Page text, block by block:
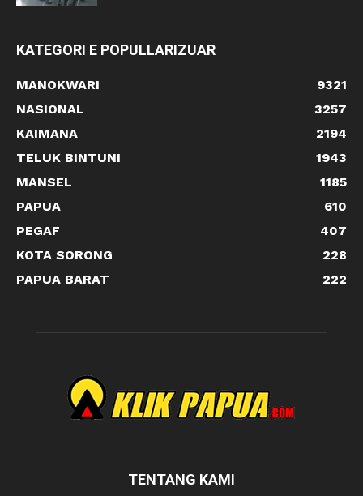
KATEGORI E POPULLARIZUAR
MANOKWARI
9321
NASIONAL
3257
KAIMANA
2194
TELUK BINTUNI
1943
MANSEL
1185
PAPUA
610
PEGAF
407
KOTA SORONG
228
PAPUA BARAT
222
TENTANG KAMI